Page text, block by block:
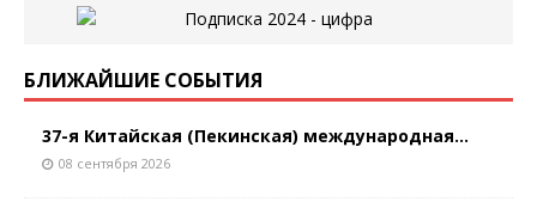
БЛИЖАЙШИЕ СОБЫТИЯ
37-я Китайская (Пекинская) международная...
08 сентября 2026